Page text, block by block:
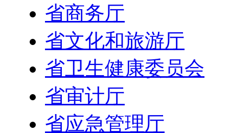
省商务厅
省文化和旅游厅
省卫生健康委员会
省审计厅
省应急管理厅